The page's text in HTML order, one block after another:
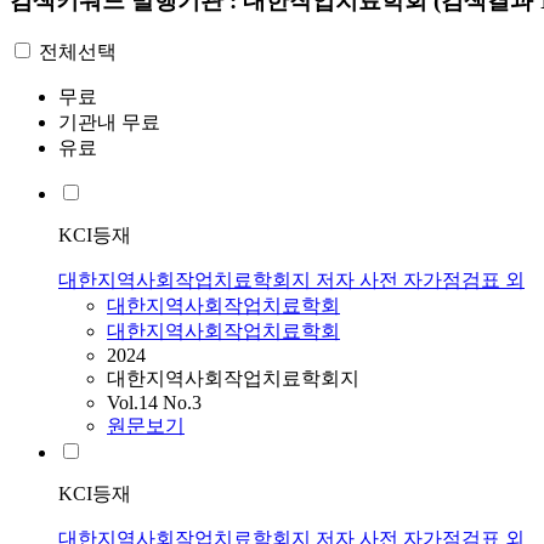
전체선택
무료
기관내 무료
유료
KCI등재
대한지역사회작업치료학회지 저자 사전 자가점검표 외
대한지역사회작업치료학회
대한지역사회작업치료학회
2024
대한지역사회작업치료학회지
Vol.14 No.3
원문보기
KCI등재
대한지역사회작업치료학회지 저자 사전 자가점검표 외